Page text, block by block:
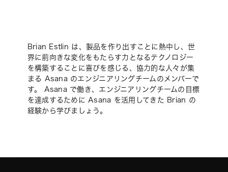
Brian Estlin は、製品を作り出すことに熱中し、世
界に前向きな変化をもたらす力となるテクノロジー
を構築することに喜びを感じる、協力的な人々が集
まる Asana のエンジニアリングチームのメンバーで
す。 Asana で働き、エンジニアリングチームの目標
を達成するために Asana を活用してきた Brian の
経験から学びましょう。